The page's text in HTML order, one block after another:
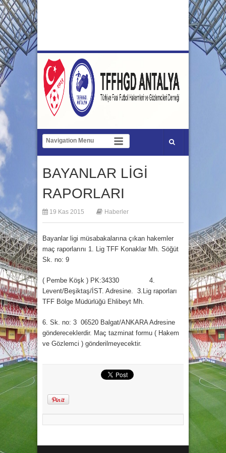
BAYANLAR LİGİ
RAPORLARI
19 Kas 2015 Haberler
Bayanlar ligi müsabakalarına çıkan hakemler
maç raporlarını 1. Lig TFF Konaklar Mh. Söğüt
Sk. no: 9
( Pembe Köşk ) PK:34330 4.
Levent/Beşiktaş/İST. Adresine. 3.Lig raporları
TFF Bölge Müdürlüğü Ehlibeyt Mh.
6. Sk. no: 3 06520 Balgat/ANKARA Adresine
göndereceklerdir. Maç tazminat formu ( Hakem
ve Gözlemci ) gönderilmeyecektir.